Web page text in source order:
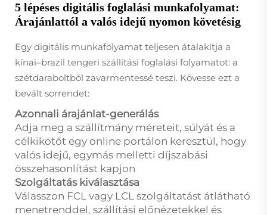
5 lépéses digitális foglalási munkafolyamat:
Árajánlattól a valós idejű nyomon követésig
Egy digitális munkafolyamat teljesen átalakítja a
kínai–brazil tengeri szállítási foglalási folyamatot: a
szétdaraboltból zavarmentessé teszi. Kövesse ezt a
bevált sorrendet:
Azonnali árajánlat-generálás
Adja meg a szállítmány méreteit, súlyát és a
célkikötőt egy online portálon keresztül, hogy
valós idejű, egymás melletti díjszabási
összehasonlítást kapjon
Szolgáltatás kiválasztása
Válasszon FCL vagy LCL szolgáltatást átlátható
menetrenddel, szállítási előnézetekkel és